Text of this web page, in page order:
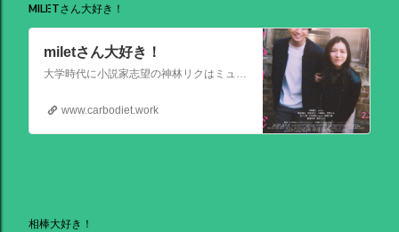
MILETさん大好き！
miletさん大好き！
www.carbodiet.work
相棒大好き！